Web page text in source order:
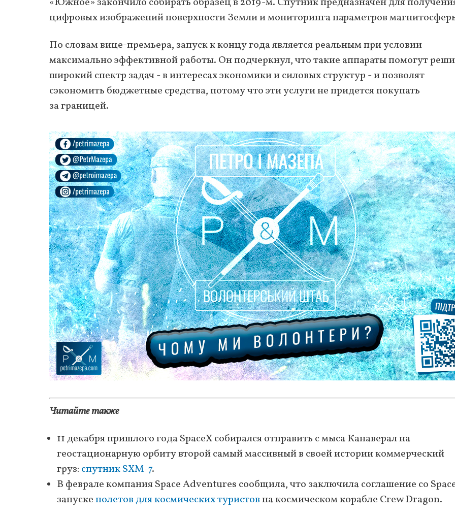
цифровых изображений поверхности Земли и мониторинга параметров
По словам вице-премьера, запуск к концу года является реальным при условии
максимально эффективной работы. Он подчеркнул, что такие аппараты помогут
широкий спектр задач - в интересах экономики и силовых структур - и позволят
сэкономить бюджетные средства, потому что эти услуги не придется покупать
за границей.
Читайте также
11 декабря пришлого года SpaceX собирался отправить с мыса Канаверал на
геостационарную орбиту второй самый массивный в своей истории коммерческий
груз: спутник SXM-7.
В феврале компания Space Adventures сообщила, что заключила соглашение со
запускеполетов для космических туристовна космическом корабле Crew Dragon.